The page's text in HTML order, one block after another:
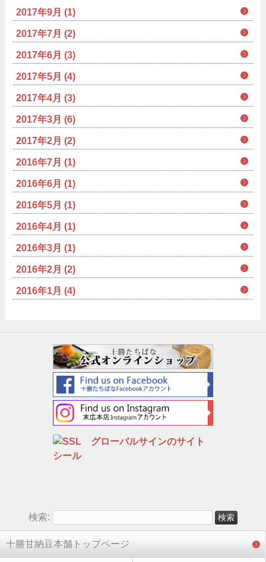
2017年9月 (1)
2017年7月 (2)
2017年6月 (3)
2017年5月 (4)
2017年4月 (3)
2017年3月 (6)
2017年2月 (2)
2016年7月 (1)
2016年6月 (1)
2016年5月 (1)
2016年4月 (1)
2016年3月 (1)
2016年2月 (2)
2016年1月 (4)
検索:
十勝甘納豆本舗トップページ